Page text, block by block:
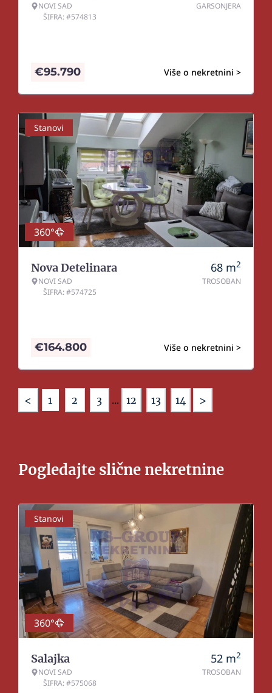
NOVI SAD
ŠIFRA: #574813
GARSONJERA
Više o nekretnini >
€95.790
Stanovi
360°
Nova Detelinara
NOVI SAD
ŠIFRA: #574725
68 m2
TROSOBAN
Više o nekretnini >
€164.800
< 1 2 3 ... 12 13 14 >
Pogledajte slične nekretnine
Stanovi
360°
Salajka
NOVI SAD
ŠIFRA: #575068
52 m2
TROSOBAN